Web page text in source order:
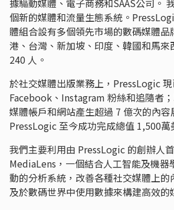
據驅動媒體、電子商務和SAAS公司。
個新的媒體和流量生態系統。
體組合設有多個領先市場的數碼媒體
港、台灣、新加坡、印度、韓國和馬來
240 人。
於社交媒體出版業務上，PressLogic
Facebook、Instagram 粉絲和追隨者
媒體帳戶和網站產生超過 7 億次的內容
PressLogic 至今成功完成總值 1,500萬
我們主要利用由 PressLogic 的創辦人
MediaLens，一個結合人工智能及機器
動的分析系統，改善各種社交媒體上的
及於數碼世界中使用數據來構建高效的